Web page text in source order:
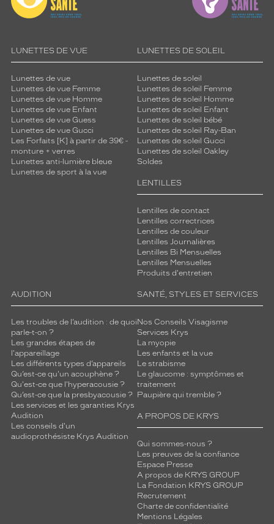
LUNETTES DE VUE
Lunettes de vue
Lunettes de vue Femme
Lunettes de vue Homme
Lunettes de vue Enfant
Lunettes de vue Guess
Lunettes de vue Gucci
Les Forfaits [K] à partir de 39€ -
monture + verres
Lunettes anti-lumière bleue
Lunettes de sport à la vue
LUNETTES DE SOLEIL
Lunettes de soleil
Lunettes de soleil Femme
Lunettes de soleil Homme
Lunettes de soleil Enfant
Lunettes de soleil bébé
Lunettes de soleil Ray-Ban
Lunettes de soleil Gucci
Lunettes de soleil Oakley
Soldes
LENTILLES
Lentilles de contact
Lentilles correctrices
Lentilles de couleur
Lentilles Journalières
Lentilles Bi Mensuelles
Lentilles Mensuelles
Produits d'entretien
AUDITION
Les troubles de l’audition : de quoi
parle-t-on ?
Les grandes étapes de
l'appareillage
Les différents types d’appareils
Qu’est-ce qu'un acouphène ?
Qu'est-ce que l'hyperacousie ?
Qu’est-ce que la presbyacousie ?
Les services et les garanties Krys
Audition
Les conseils d'un
audioprothésiste Krys Audition
SANTÉ, STYLES ET SERVICES
Nos Conseils Visagisme
Services Krys
La myopie
Les enfants et la vue
Le strabisme
Le glaucome : symptômes et
traitement
Paupière qui tremble ?
A PROPOS DE KRYS
Qui sommes-nous ?
Les preuves de la confiance
Espace Presse
A propos de KRYS GROUP
La Fondation KRYS GROUP
Recrutement
Charte de confidentialité
Mentions Légales